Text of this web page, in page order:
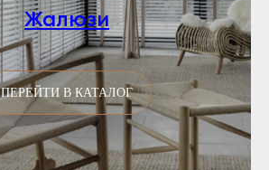
Жалюзи
ПЕРЕЙТИ В КАТАЛОГ